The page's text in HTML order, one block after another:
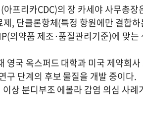
프리카CDC)의 장 카세야 사무총
, 단클론항체(특정 항원에만 결합
의약품 제조·품질관리기준)에 맞
영국 옥스퍼드 대학과 미국 제약회
구 단계의 후보 물질을 개발 중이다.
상 분디부조 에볼라 감염 의심 사